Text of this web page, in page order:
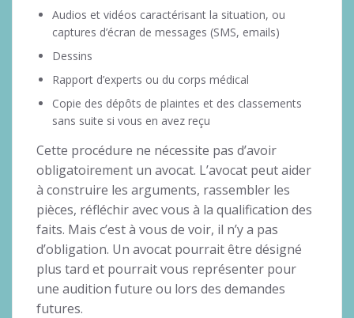
Audios et vidéos caractérisant la situation, ou
captures d’écran de messages (SMS, emails)
Dessins
Rapport d’experts ou du corps médical
Copie des dépôts de plaintes et des classements
sans suite si vous en avez reçu
Cette procédure ne nécessite pas d’avoir
obligatoirement un avocat. L’avocat peut aider
à construire les arguments, rassembler les
pièces, réfléchir avec vous à la qualification des
faits. Mais c’est à vous de voir, il n’y a pas
d’obligation. Un avocat pourrait être désigné
plus tard et pourrait vous représenter pour
une audition future ou lors des demandes
futures.